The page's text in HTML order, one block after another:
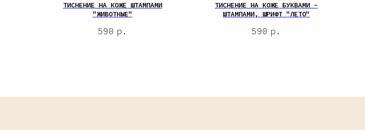
ТИСНЕНИЕ НА КОЖЕ ШТАМПАМИ
"ЖИВОТНЫЕ"
590 р.
ТИСНЕНИЕ НА КОЖЕ БУКВАМИ -
ШТАМПАМИ, ШРИФТ "ЛЕТО"
590 р.